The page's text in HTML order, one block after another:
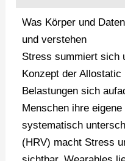
Was Körper und
und verstehen
Stress summiert sich
Konzept der
Belastungen sich
Menschen ihre
systematisch
(HRV) macht Stress